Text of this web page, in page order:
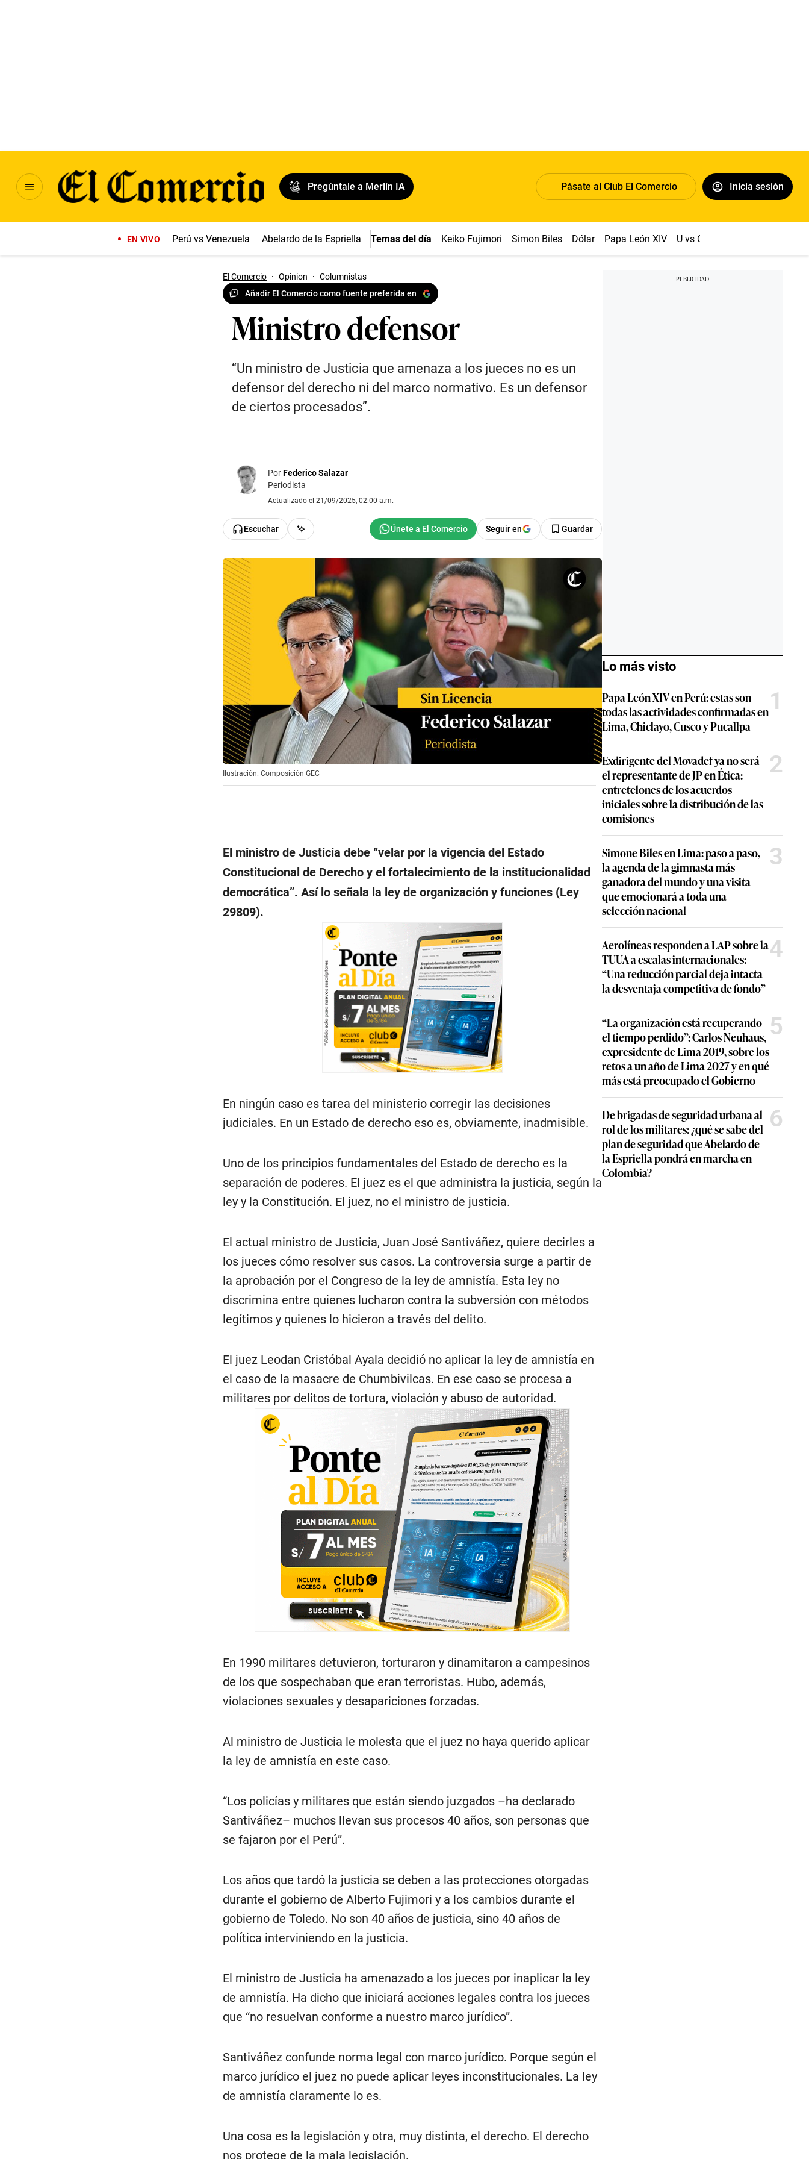
Pregúntale a Merlín IA Pásate al Club El Comercio Inicia sesión
EN VIVO Perú vs Venezuela Abelardo de la Espriella Temas del día Keiko Fujimori Simon Biles Dólar Papa León XIV U vs Cristal
El Comercio · Opinion · Columnistas
Añadir El Comercio como fuente preferida en
Ministro defensor
“Un ministro de Justicia que amenaza a los jueces no es un
defensor del derecho ni del marco normativo. Es un defensor
de ciertos procesados”.
PorFederico Salazar
Periodista
Actualizado el 21/09/2025, 02:00 a.m.
Escuchar Seguir en Guardar
Ilustración: Composición GEC
El ministro de Justicia debe “velar por la vigencia del Estado
Constitucional de Derecho y el fortalecimiento de la institucionalidad
democrática”. Así lo señala la ley de organización y funciones (Ley
29809).
En ningún caso es tarea del ministerio corregir las decisiones
judiciales. En un Estado de derecho eso es, obviamente, inadmisible.
Uno de los principios fundamentales del Estado de derecho es la
separación de poderes. El juez es el que administra la justicia, según la
ley y la Constitución. El juez, no el ministro de justicia.
El actual ministro de Justicia, Juan José Santiváñez, quiere decirles a
los jueces cómo resolver sus casos. La controversia surge a partir de
la aprobación por el Congreso de la ley de amnistía. Esta ley no
discrimina entre quienes lucharon contra la subversión con métodos
legítimos y quienes lo hicieron a través del delito.
El juez Leodan Cristóbal Ayala decidió no aplicar la ley de amnistía en
el caso de la masacre de Chumbivilcas. En ese caso se procesa a
militares por delitos de tortura, violación y abuso de autoridad.
En 1990 militares detuvieron, torturaron y dinamitaron a campesinos
de los que sospechaban que eran terroristas. Hubo, además,
violaciones sexuales y desapariciones forzadas.
Al ministro de Justicia le molesta que el juez no haya querido aplicar
la ley de amnistía en este caso.
“Los policías y militares que están siendo juzgados –ha declarado
Santiváñez– muchos llevan sus procesos 40 años, son personas que
se fajaron por el Perú”.
Los años que tardó la justicia se deben a las protecciones otorgadas
durante el gobierno de Alberto Fujimori y a los cambios durante el
gobierno de Toledo. No son 40 años de justicia, sino 40 años de
política interviniendo en la justicia.
El ministro de Justicia ha amenazado a los jueces por inaplicar la ley
de amnistía. Ha dicho que iniciará acciones legales contra los jueces
que “no resuelvan conforme a nuestro marco jurídico”.
Santiváñez confunde norma legal con marco jurídico. Porque según el
marco jurídico el juez no puede aplicar leyes inconstitucionales. La ley
de amnistía claramente lo es.
Una cosa es la legislación y otra, muy distinta, el derecho. El derecho
nos protege de la mala legislación.
Lo más visto
Papa León XIV en Perú: estas son
todas las actividades confirmadas en
Lima, Chiclayo, Cusco y Pucallpa
1
Exdirigente del Movadef ya no será
el representante de JP en Ética:
entretelones de los acuerdos
iniciales sobre la distribución de las
comisiones
2
Simone Biles en Lima: paso a paso,
la agenda de la gimnasta más
ganadora del mundo y una visita
que emocionará a toda una
selección nacional
3
Aerolíneas responden a LAP sobre la
TUUA a escalas internacionales:
“Una reducción parcial deja intacta
la desventaja competitiva de fondo”
4
“La organización está recuperando
el tiempo perdido”: Carlos Neuhaus,
expresidente de Lima 2019, sobre los
retos a un año de Lima 2027 y en qué
más está preocupado el Gobierno
5
De brigadas de seguridad urbana al
rol de los militares: ¿qué se sabe del
plan de seguridad que Abelardo de
la Espriella pondrá en marcha en
Colombia?
6